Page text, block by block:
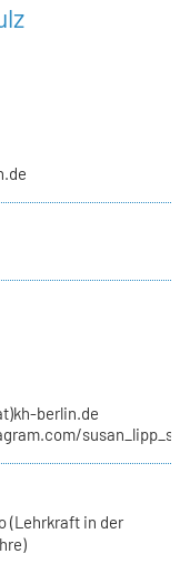
berlin.de
(Lehrkraft in der